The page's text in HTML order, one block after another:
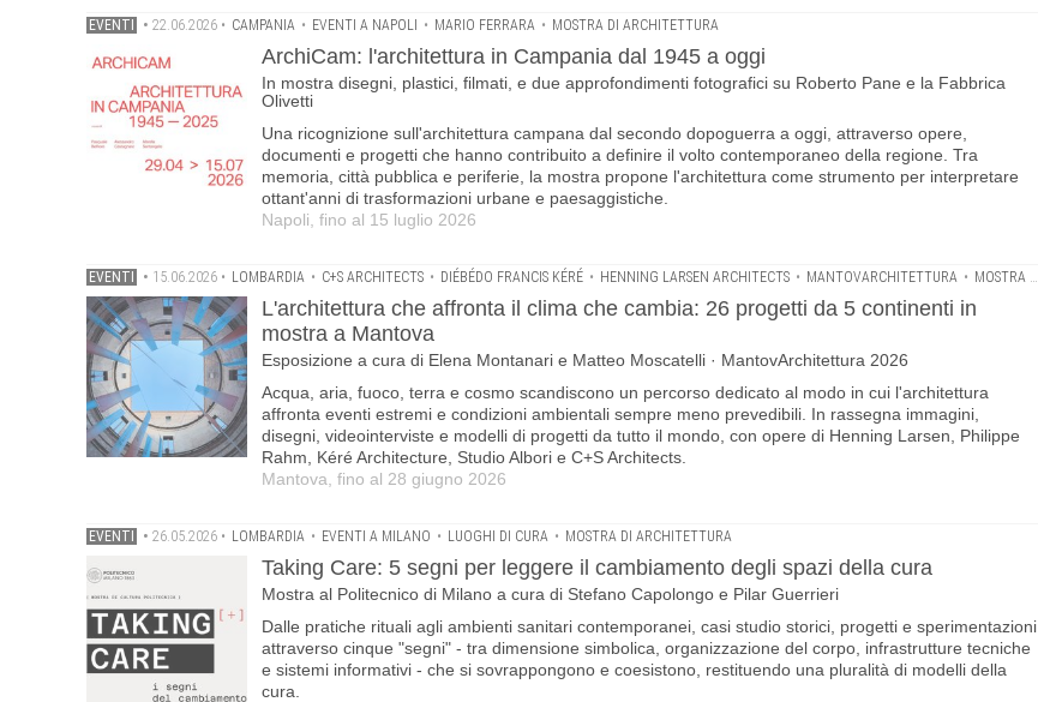
EVENTI • 22.06.2026 • CAMPANIA • EVENTI A NAPOLI • MARIO FERRARA • MOSTRA DI ARCHITETTURA
ArchiCam: l'architettura in Campania dal 1945 a oggi
In mostra disegni, plastici, filmati, e due approfondimenti fotografici su Roberto Pane e la Fabbrica
Olivetti
Una ricognizione sull'architettura campana dal secondo dopoguerra a oggi, attraverso opere,
documenti e progetti che hanno contribuito a definire il volto contemporaneo della regione. Tra
memoria, città pubblica e periferie, la mostra propone l'architettura come strumento per interpretare
ottant'anni di trasformazioni urbane e paesaggistiche.
Napoli, fino al 15 luglio 2026
EVENTI • 15.06.2026 • LOMBARDIA • C+S ARCHITECTS • DIÉBÉDO FRANCIS KÉRÉ • HENNING LARSEN ARCHITECTS • MANTOVARCHITETTURA • MOSTRA DI ARCHITETTURA
L'architettura che affronta il clima che cambia: 26 progetti da 5 continenti in
mostra a Mantova
Esposizione a cura di Elena Montanari e Matteo Moscatelli · MantovArchitettura 2026
Acqua, aria, fuoco, terra e cosmo scandiscono un percorso dedicato al modo in cui l'architettura
affronta eventi estremi e condizioni ambientali sempre meno prevedibili. In rassegna immagini,
disegni, videointerviste e modelli di progetti da tutto il mondo, con opere di Henning Larsen, Philippe
Rahm, Kéré Architecture, Studio Albori e C+S Architects.
Mantova, fino al 28 giugno 2026
EVENTI • 26.05.2026 • LOMBARDIA • EVENTI A MILANO • LUOGHI DI CURA • MOSTRA DI ARCHITETTURA
Taking Care: 5 segni per leggere il cambiamento degli spazi della cura
Mostra al Politecnico di Milano a cura di Stefano Capolongo e Pilar Guerrieri
Dalle pratiche rituali agli ambienti sanitari contemporanei, casi studio storici, progetti e sperimentazioni
attraverso cinque "segni" - tra dimensione simbolica, organizzazione del corpo, infrastrutture tecniche
e sistemi informativi - che si sovrappongono e coesistono, restituendo una pluralità di modelli della
cura.